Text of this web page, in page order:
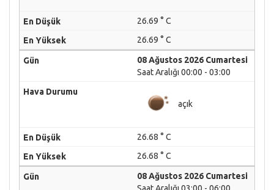
26.69 ° C
26.69 ° C
08 Ağustos 2026 Cumartesi
Saat Aralığı 00:00 - 03:00
açık
26.68 ° C
26.68 ° C
08 Ağustos 2026 Cumartesi